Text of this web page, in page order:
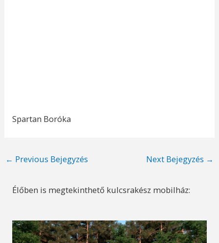
Spartan Boróka
Post
← Previous Bejegyzés Next Bejegyzés →
Élőben is megtekinthető kulcsrakész mobilház: